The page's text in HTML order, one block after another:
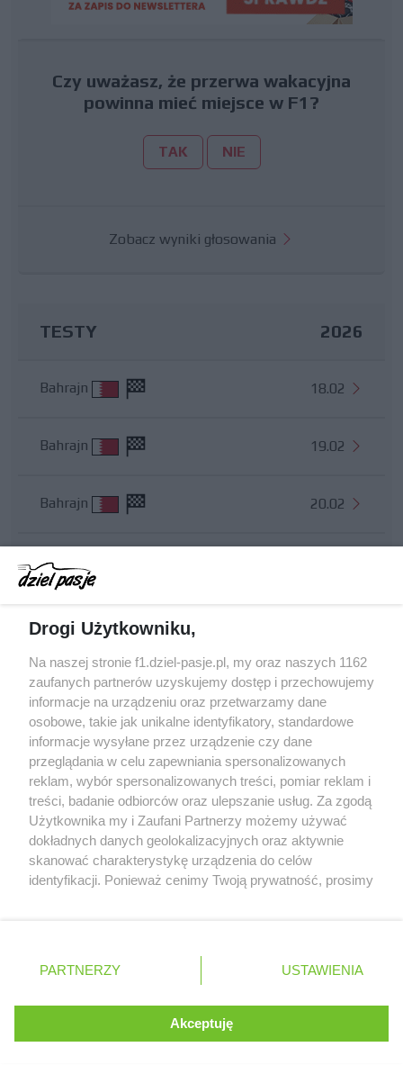
Czy uważasz, że przerwa wakacyjna
powinna mieć miejsce w F1?
TAK NIE
Zobacz wyniki głosowania
TESTY 2026
Bahrajn 18.02
Bahrajn 19.02
Bahrajn 20.02
ZEA
Ogólnopolski serwis
poświęcony Formule 1
M / redakcja@formula1.pl
T / + 48 502 700 254
Serwis internetowy, z którego korzystasz, używa plików
cookies. Są to pliki instalowane w urządzeniach
końcowych osób korzystających z serwisu, w celu
administrowania serwisem, poprawy jakości
Dowiedz się więcej o naszej polityce
ROZUMIEM
Drogi Użytkowniku,
Na naszej stronie f1.dziel-pasje.pl, my oraz naszych 1162
zaufanych partnerów uzyskujemy dostęp i przechowujemy
informacje na urządzeniu oraz przetwarzamy dane
osobowe, takie jak unikalne identyfikatory, standardowe
informacje wysyłane przez urządzenie czy dane
przeglądania w celu zapewniania spersonalizowanych
reklam, wybór spersonalizowanych treści, pomiar reklam i
treści, badanie odbiorców oraz ulepszanie usług. Za zgodą
Użytkownika my i Zaufani Partnerzy możemy używać
dokładnych danych geolokalizacyjnych oraz aktywnie
skanować charakterystykę urządzenia do celów
identyfikacji. Ponieważ cenimy Twoją prywatność, prosimy
prywatności znajdujący się w lewym dolnym rogu strony
. Niektóre rodzaje przetwarzania danych nie wymagają
takiemu przetwarzaniu. Preferencje będą miały
zastosowania tylko na tej witrynie.
PARTNERZY USTAWIENIA
Akceptuję